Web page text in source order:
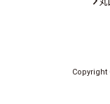
Copyright